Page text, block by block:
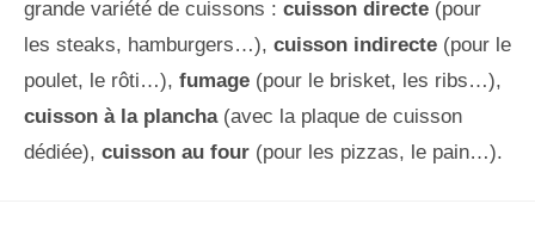
grande variété de cuissons : cuisson directe (pour
les steaks, hamburgers…), cuisson indirecte (pour le
poulet, le rôti…), fumage (pour le brisket, les ribs…),
cuisson à la plancha(avec la plaque de cuisson
dédiée), cuisson au four (pour les pizzas, le pain…).